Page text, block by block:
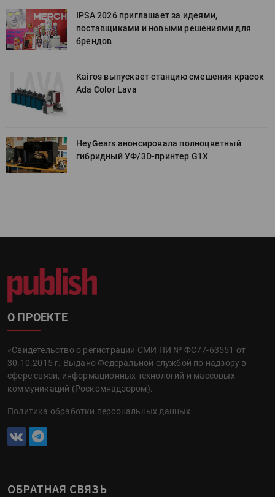
IPSA 2026 приглашает за идеями,
поставщиками и новыми решениями для
брендов
Kairos выпускает станцию смешения красок
Ada Color Lava
HeyGears анонсировала полноцветный
гибридный УФ/3D-принтер G1X
О ПРОЕКТЕ
«Свидетельство о регистрации СМИ ПИ № ФС77-63551 от
30.10.2015 г. Выдано Федеральной службой по надзору в
сфере связи, информационных технологий и массовых
коммуникаций (Роскомнадзором).
Политика обработки персональных данных
ОБРАТНАЯ СВЯЗЬ